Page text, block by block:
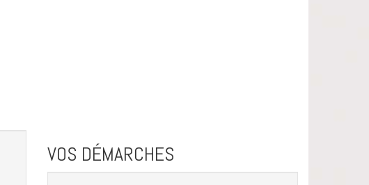
VOS DÉMARCHES